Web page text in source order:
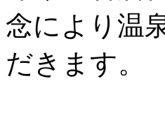
念により温
だきます。